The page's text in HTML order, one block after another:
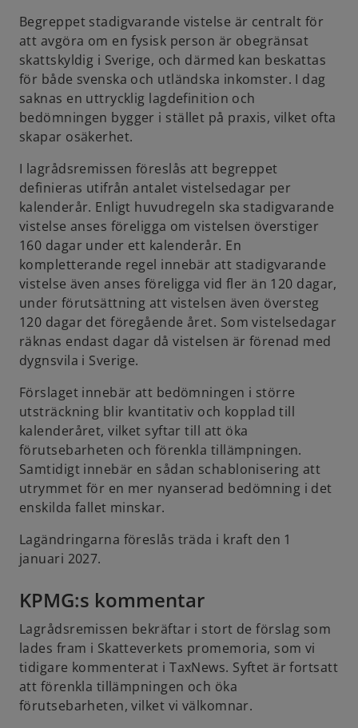
n
e
w
b
n
s
i
n
a
n
w
Begreppet stadigvarande vistelse är centralt för
att avgöra om en fysisk person är obegränsat
skattskyldig i Sverige, och därmed kan beskattas
för både svenska och utländska inkomster. I dag
saknas en uttrycklig lagdefinition och
bedömningen bygger i stället på praxis, vilket ofta
skapar osäkerhet.
I lagrådsremissen föreslås att begreppet
definieras utifrån antalet vistelsedagar per
kalenderår. Enligt huvudregeln ska stadigvarande
vistelse anses föreligga om vistelsen överstiger
160 dagar under ett kalenderår. En
kompletterande regel innebär att stadigvarande
vistelse även anses föreligga vid fler än 120 dagar,
under förutsättning att vistelsen även översteg
120 dagar det föregående året. Som vistelsedagar
räknas endast dagar då vistelsen är förenad med
dygnsvila i Sverige.
Förslaget innebär att bedömningen i större
utsträckning blir kvantitativ och kopplad till
kalenderåret, vilket syftar till att öka
förutsebarheten och förenkla tillämpningen.
Samtidigt innebär en sådan schablonisering att
utrymmet för en mer nyanserad bedömning i det
enskilda fallet minskar.
Lagändringarna föreslås träda i kraft den 1
januari 2027.
KPMG:s kommentar
Lagrådsremissen bekräftar i stort de förslag som
lades fram i Skatteverkets promemoria, som vi
tidigare kommenterat i TaxNews. Syftet är fortsatt
att förenkla tillämpningen och öka
förutsebarheten, vilket vi välkomnar.